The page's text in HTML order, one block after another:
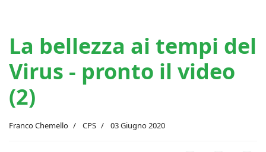
La bellezza ai tempi del
Virus - pronto il video
(2)
Franco Chemello CPS 03 Giugno 2020